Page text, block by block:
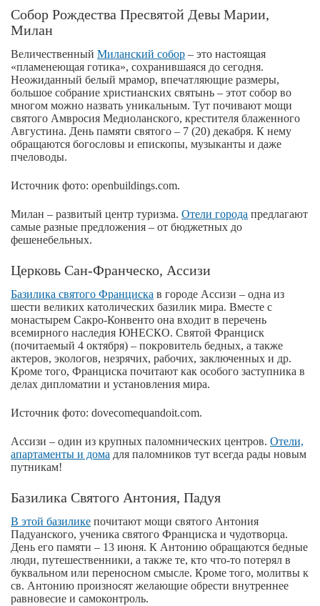
Собор Рождества Пресвятой Девы Марии,
Милан
Величественный Миланский собор – это настоящая
«пламенеющая готика», сохранившаяся до сегодня.
Неожиданный белый мрамор, впечатляющие размеры,
большое собрание христианских святынь – этот собор во
многом можно назвать уникальным. Тут почивают мощи
святого Амвросия Медиоланского, крестителя блаженного
Августина. День памяти святого – 7 (20) декабря. К нему
обращаются богословы и епископы, музыканты и даже
пчеловоды.
Источник фото: openbuildings.com.
Милан – развитый центр туризма. Отели города предлагают
самые разные предложения – от бюджетных до
фешенебельных.
Церковь Сан-Франческо, Ассизи
Базилика святого Франциска в городе Ассизи – одна из
шести великих католических базилик мира. Вместе с
монастырем Сакро-Конвенто она входит в перечень
всемирного наследия ЮНЕСКО. Святой Франциск
(почитаемый 4 октября) – покровитель бедных, а также
актеров, экологов, незрячих, рабочих, заключенных и др.
Кроме того, Франциска почитают как особого заступника в
делах дипломатии и установления мира.
Источник фото: dovecomequandoit.com.
Ассизи – один из крупных паломнических центров. Отели,
апартаменты и дома для паломников тут всегда рады новым
путникам!
Базилика Святого Антония, Падуя
В этой базилике почитают мощи святого Антония
Падуанского, ученика святого Франциска и чудотворца.
День его памяти – 13 июня. К Антонию обращаются бедные
люди, путешественники, а также те, кто что-то потерял в
буквальном или переносном смысле. Кроме того, молитвы к
св. Антонию произносят желающие обрести внутреннее
равновесие и самоконтроль.